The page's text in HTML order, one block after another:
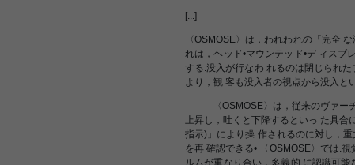
[...]
〈OSMOSE〉は，われわれの「完全
れは，ヘッド•マウンテッド•デ ィス
する.没入が行なわ れるのは閉じられ
より，観 客も没入者の視点から没入と
〈OSMOSE〉は，従来のヴァ
上昇し，吐くと下降するといっ た具
指示)」により操 作されるのに対し，
を再 確認できる• 〈OSMOSE〉では.
ルムが重なり合い，多義的 に認識可